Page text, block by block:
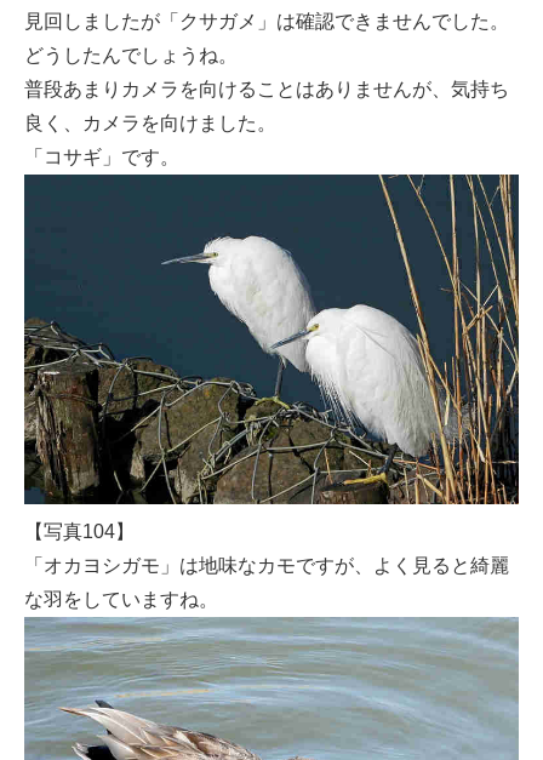
見回しましたが「クサガメ」は確認できませんでした。
どうしたんでしょうね。
普段あまりカメラを向けることはありませんが、気持ち
良く、カメラを向けました。
「コサギ」です。
【写真104】
「オカヨシガモ」は地味なカモですが、よく見ると綺麗
な羽をしていますね。